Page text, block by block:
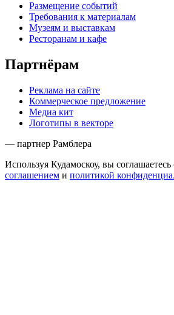
Размещение событий
Требования к материалам
Музеям и выставкам
Ресторанам и кафе
Партнёрам
Реклама на сайте
Коммерческое предложение
Медиа кит
Логотипы в векторе
— партнер Рамблера
Используя Кудамоскоу, вы соглашаетесь
соглашением и политикой